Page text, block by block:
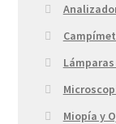
Miopía y